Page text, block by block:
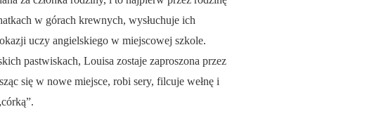
w górach krewnych, wysłuchuje ich
uczy angielskiego w miejscowej szkole.
pastwiskach, Louisa zostaje zaproszona przez
się w nowe miejsce, robi sery, filcuje wełnę i